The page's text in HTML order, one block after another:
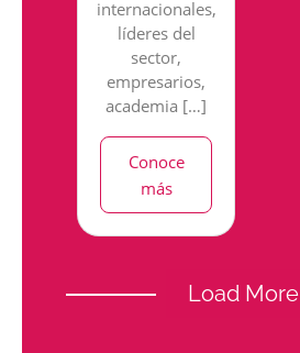
internacionales,
líderes del
sector,
empresarios,
academia […]
Conoce
más
Load More